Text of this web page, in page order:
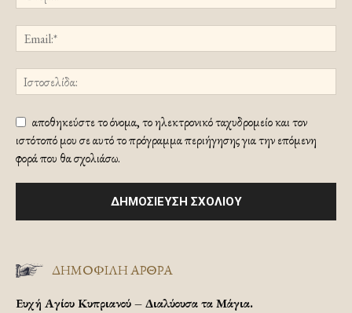
αποθηκεύστε το όνομα, το ηλεκτρονικό ταχυδρομείο και τον
ιστότοπό μου σε αυτό το πρόγραμμα περιήγησης για την επόμενη
φορά που θα σχολιάσω.
ΔΗΜΟΦΙΛΗ ΑΡΘΡΑ
Ευχή Αγίου Κυπριανού – Διαλύουσα τα Μάγια.